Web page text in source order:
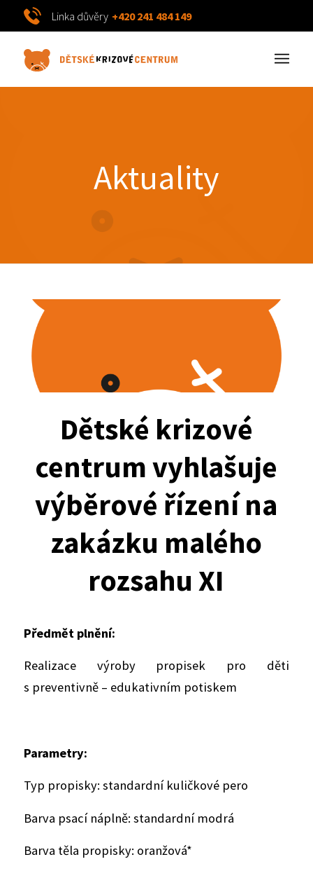
Linka důvěry +420 241 484 149
Aktuality
Dětské krizové
centrum vyhlašuje
výběrové řízení na
zakázku malého
rozsahu XI
Předmět plnění:
Realizace výroby propisek pro děti
s preventivně – edukativním potiskem
Parametry:
Typ propisky: standardní kuličkové pero
Barva psací náplně: standardní modrá
Barva těla propisky: oranžová*